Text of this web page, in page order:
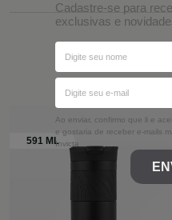
Filtros
Cadastre-se para
exclusivas e
Ao enviar, confirmo que li e
e gostaria de receber e-mails
Invicta